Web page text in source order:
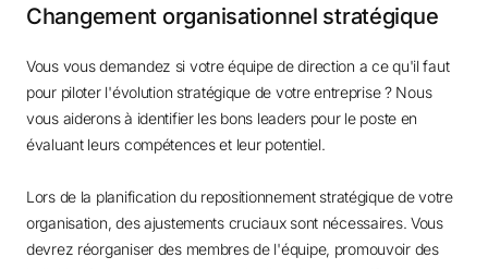
Changement organisationnel stratégique
Vous vous demandez si votre équipe de direction a ce qu'il faut
pour piloter l'évolution stratégique de votre entreprise ? Nous
vous aiderons à identifier les bons leaders pour le poste en
évaluant leurs compétences et leur potentiel.
Lors de la planification du repositionnement stratégique de votre
organisation, des ajustements cruciaux sont nécessaires. Vous
devrez réorganiser des membres de l'équipe, promouvoir des